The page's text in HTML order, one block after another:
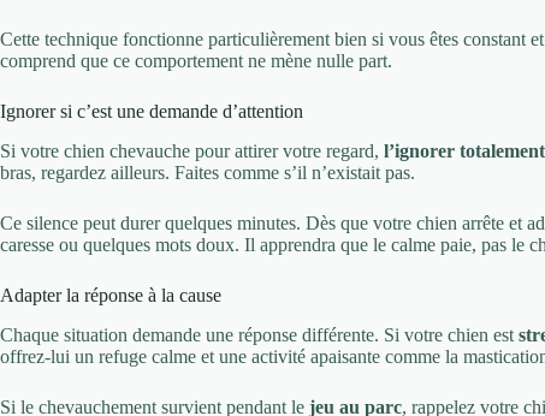
Cette technique fonctionne particulièrement bien si vous êtes constant
comprend que ce comportement ne mène nulle part.
Ignorer si c’est une demande d’attention
Si votre chien chevauche pour attirer votre regard, l’ignorer totalement
bras, regardez ailleurs. Faites comme s’il n’existait pas.
Ce silence peut durer quelques minutes. Dès que votre chien arrête et
caresse ou quelques mots doux. Il apprendra que le calme paie, pas le
Adapter la réponse à la cause
Chaque situation demande une réponse différente. Si votre chien est
offrez-lui un refuge calme et une activité apaisante comme la
Si le chevauchement survient pendant le jeu au parc, rappelez votre